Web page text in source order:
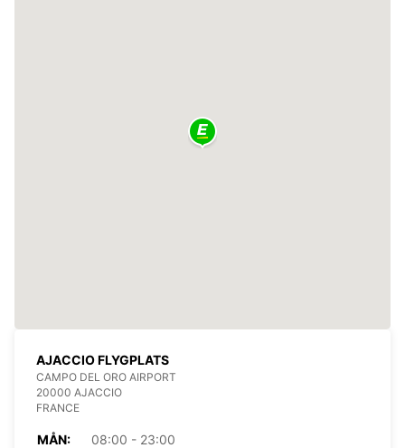
AJACCIO FLYGPLATS
CAMPO DEL ORO AIRPORT
20000 AJACCIO
FRANCE
MÅN:
08:00 - 23:00